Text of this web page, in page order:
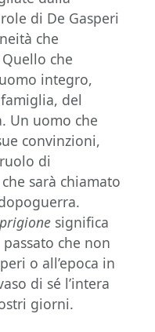
di De Gasperi
che
che
integro,
del
Un uomo che
convinzioni,
di
sarà chiamato
significa
che non
o all’epoca in
di sé l’intera
giorni.